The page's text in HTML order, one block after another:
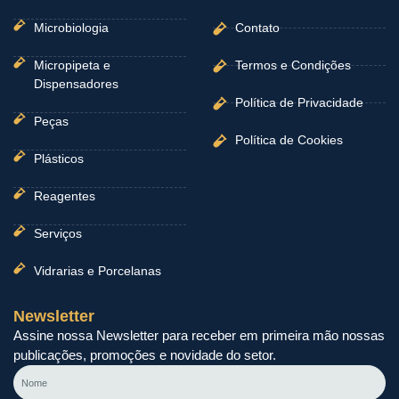
Microbiologia
Micropipeta e
Dispensadores
Peças
Plásticos
Reagentes
Serviços
Vidrarias e Porcelanas
Contato
Termos e Condições
Política de Privacidade
Política de Cookies
Newsletter
Assine nossa Newsletter para receber em primeira mão nossas
publicações, promoções e novidade do setor.
Nome